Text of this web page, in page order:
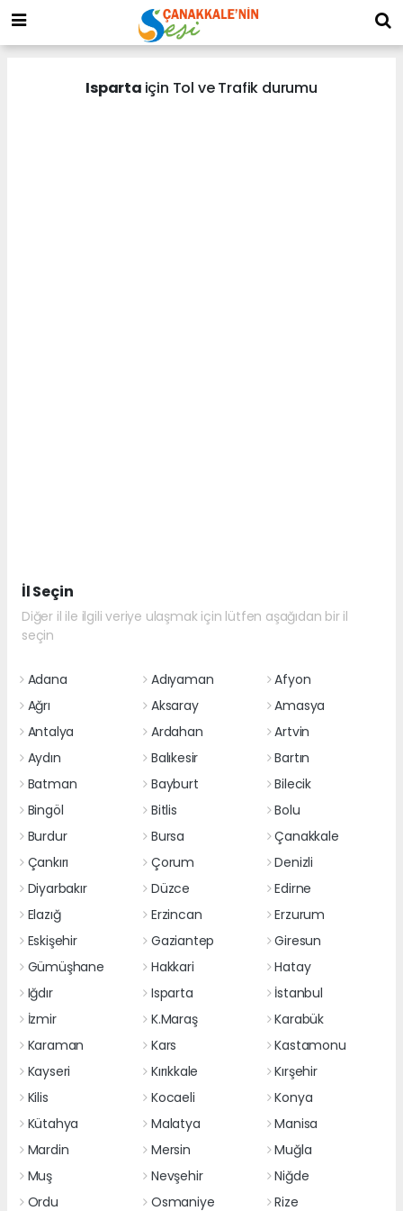
Isparta için Tol ve Trafik durumu
İl Seçin
Diğer il ile ilgili veriye ulaşmak için lütfen aşağıdan bir il
seçin
Adana Adıyaman
Afyon
Ağrı
Aksaray
Amasya
Antalya
Ardahan
Artvin
Aydın
Balıkesir
Bartın
Batman
Bayburt
Bilecik
Bingöl
Bitlis
Bolu
Burdur
Bursa
Çanakkale
Çankırı
Çorum
Denizli
Diyarbakır
Düzce
Edirne
Elazığ
Erzincan
Erzurum
Eskişehir
Gaziantep
Giresun
Gümüşhane
Hakkari
Hatay
Iğdır
Isparta
İstanbul
İzmir
K.Maraş
Karabük
Karaman
Kars
Kastamonu
Kayseri
Kırıkkale
Kırşehir
Kilis
Kocaeli
Konya
Kütahya
Malatya
Manisa
Mardin
Mersin
Muğla
Muş
Nevşehir
Niğde
Ordu
Osmaniye Rize